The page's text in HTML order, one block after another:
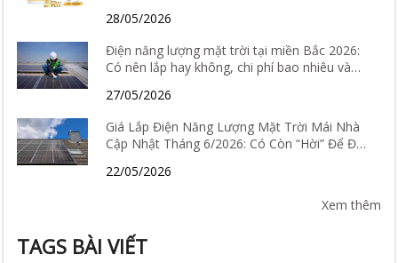
28/05/2026
Điện năng lượng mặt trời tại miền Bắc 2026:
Có nên lắp hay không, chi phí bao nhiêu và
27/05/2026
Giá Lắp Điện Năng Lượng Mặt Trời Mái Nhà
Cập Nhật Tháng 6/2026: Có Còn “Hời” Để Đầu
22/05/2026
Xem thêm
TAGS BÀI VIẾT